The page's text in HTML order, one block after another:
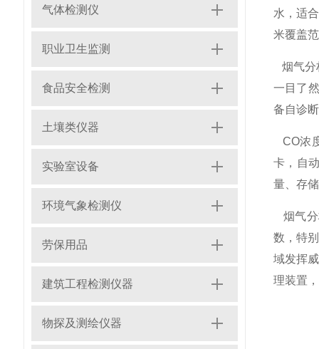
气体检测仪
职业卫生监测
食品安全检测
土壤类仪器
实验室设备
环境气象检测仪
劳保用品
建筑工程检测仪器
物探及测绘仪器
水，适
米覆盖
烟气分
一目了
备自诊
CO浓
卡，自
量、存
烟气分
数，特
域发挥
理装置